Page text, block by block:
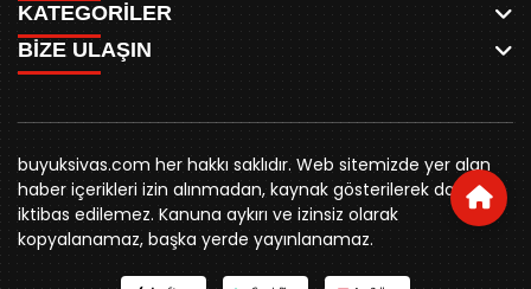
ANASAYFA
AKSU CANLI
MEYDAN CANLI
MEDRESELER CANLI
MERAKÜM CANLI
YUKARI TEKKE CANLI
KURUMSAL KİMLİK
REKLAM FİYATLARI
BİZE ULAŞIN
KÜNYE
KATEGORİLER
WHATSAPP
SPOR
SİYASET
BELEDİYE
SİVAS VALİLİĞİ
ÜNİVERSİTE
KURUMLAR
STK
YORUM
BİZE ULAŞIN
0346 221 00 60
buyuksivashaber@gmail.com
Örtülüpınar Mah. İnönü Bulvarı Özkahya Apt. Kat:3 D:7
Sivas
buyuksivas.com her hakkı saklıdır. Web sitemizde yer alan
haber içerikleri izin alınmadan, kaynak gösterilerek dahi
iktibas edilemez. Kanuna aykırı ve izinsiz olarak
kopyalanamaz, başka yerde yayınlanamaz.